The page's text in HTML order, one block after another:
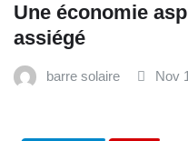
Une économie
assiégé
barre solaire Nov